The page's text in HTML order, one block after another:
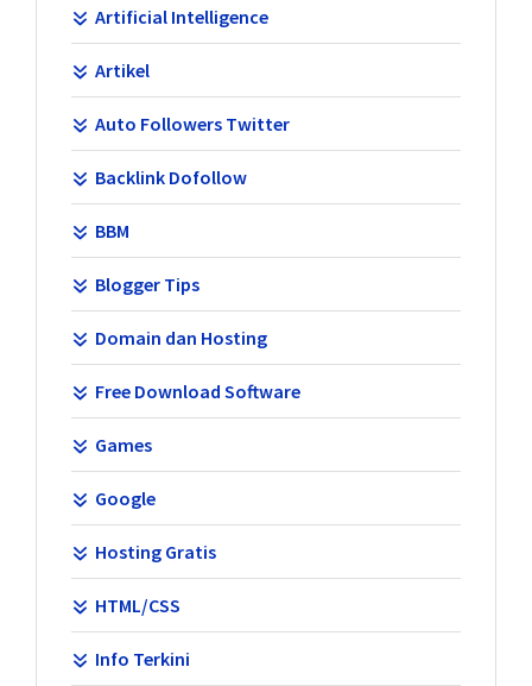
Artificial Intelligence
Artikel
Auto Followers Twitter
Backlink Dofollow
BBM
Blogger Tips
Domain dan Hosting
Free Download Software
Games
Google
Hosting Gratis
HTML/CSS
Info Terkini